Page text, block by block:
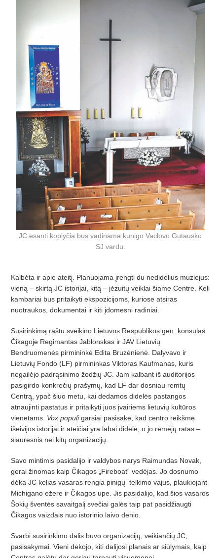
JC esanti koplyčia bus vadinama kunigo Vaclovo Gutausko
SJ vardu.
Kalbėta ir apie ateitį. Planuojama įrengti du nedidelius muziejus:
vieną – skirtą JC istorijai, kitą – jėzuitų veiklai šiame Centre. Keli
kambariai bus pritaikyti ekspozicijoms, kuriose atsiras
nuotraukos, dokumentai ir kiti įdomesni radiniai.
Susirinkimą raštu sveikino Lietuvos Respublikos gen. konsulas
Čikagoje Regimantas Jablonskas ir JAV Lietuvių
Bendruomenės pirmininkė Edita Bruzėnienė. Dalyvavo ir
Lietuvių Fondo (LF) pirmininkas Viktoras Kaufmanas, kuris
negailėjo padrąsinimo žodžių JC. Jam kalbant iš auditorijos
pasigirdo konkrečių prašymų, kad LF dar dosniau remtų
Centrą, ypač šiuo metu, kai dedamos didelės pastangos
atnaujinti pastatus ir pritaikyti juos įvairiems lietuvių kultūros
vienetams. Vox populigarsiai pasisakė, kad centro reikšmė
išeivijos istorijai ir ateičiai yra labai didelė, o jo rėmėjų ratas –
siauresnis nei kitų organizacijų.
Savo mintimis pasidalijo ir valdybos narys Raimundas Novak,
gerai žinomas kaip Čikagos „Fireboat“ vedėjas. Jo dosnumo
dėka JC kelias vasaras rengia pinigų telkimo vajus, plaukiojant
Michigano ežere ir Čikagos upe. Jis pasidalijo, kad šios vasaros
Šokių šventės savaitgalį svečiai galės taip pat pasidžiaugti
Čikagos vaizdais nuo istorinio laivo denio.
Svarbi susirinkimo dalis buvo organizacijų, veikiančių JC,
pasisakymai. Vieni dėkojo, kiti dalijosi planais ar siūlymais, kaip